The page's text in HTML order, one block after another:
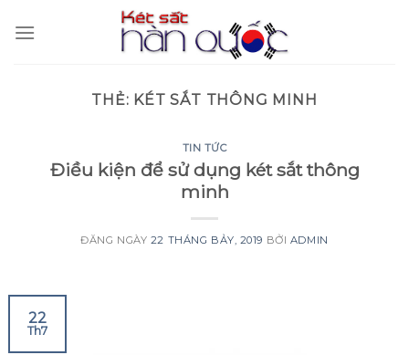
THẺ: KÉT SẮT THÔNG MINH
TIN TỨC
Điều kiện để sử dụng két sắt thông
minh
ĐĂNG NGÀY 22 THÁNG BẢY, 2019 BỞI ADMIN
22
Th7